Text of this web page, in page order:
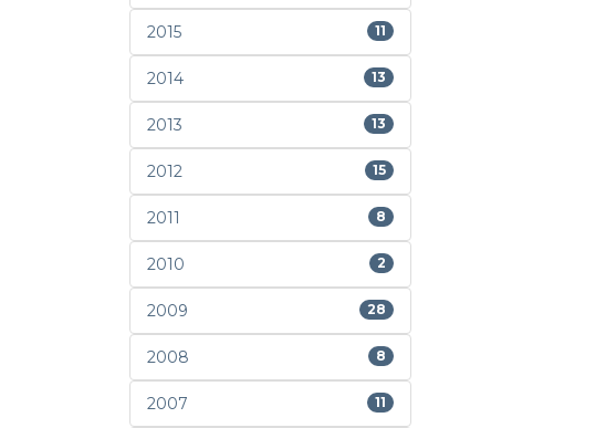
2015 11
2014 13
2013 13
2012 15
2011 8
2010 2
2009 28
2008 8
2007 11